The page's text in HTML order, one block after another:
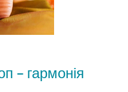
– гармонія